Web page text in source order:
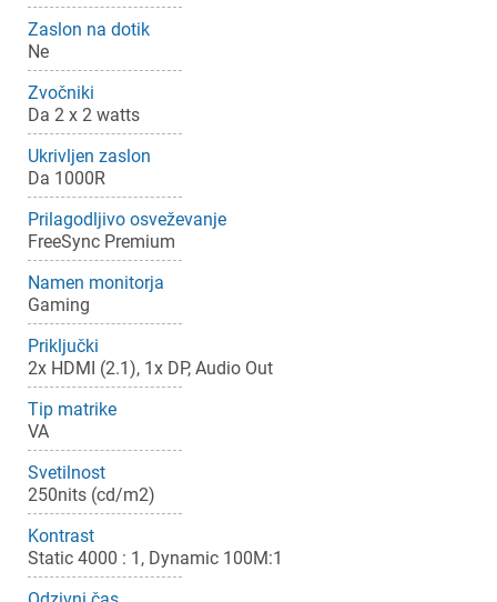
Zaslon na dotik
Ne
Zvočniki
Da 2 x 2 watts
Ukrivljen zaslon
Da 1000R
Prilagodljivo osveževanje
FreeSync Premium
Namen monitorja
Gaming
Priključki
2x HDMI (2.1), 1x DP, Audio Out
Tip matrike
VA
Svetilnost
250nits (cd/m2)
Kontrast
Static 4000 : 1, Dynamic 100M:1